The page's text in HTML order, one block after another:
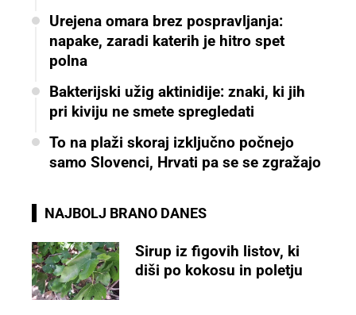
Urejena omara brez pospravljanja:
napake, zaradi katerih je hitro spet
polna
Bakterijski užig aktinidije: znaki, ki jih
pri kiviju ne smete spregledati
To na plaži skoraj izključno počnejo
samo Slovenci, Hrvati pa se se zgražajo
NAJBOLJ BRANO DANES
Sirup iz figovih listov, ki
diši po kokosu in poletju